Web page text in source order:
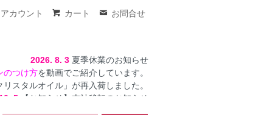
カウント カート お問合せ
2026. 8. 3 夏季休業のお知らせ
のつけ方を動画でご紹介しています。
リスタルオイル」が再入荷しました。
5
【お知らせ】本社移転のお知らせ